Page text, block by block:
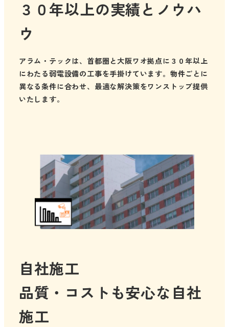
３０年以上の実績とノウハ
ウ
アラム・テックは、首都圏と大阪ワオ拠点に３０年以上
にわたる弱電設備の工事を手掛けています。物件ごとに
異なる条件に合わせ、最適な解決策をワンストップ提供
いたします。
自社施工
品質・コストも安心な自社
施工